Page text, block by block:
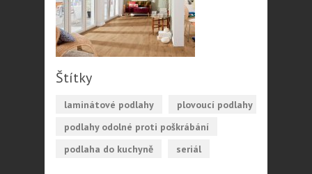
Štítky
laminátové podlahy
plovoucí podlahy
podlahy odolné proti poškrábání
podlaha do kuchyně
seriál